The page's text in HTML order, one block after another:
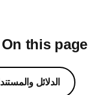
On this
الدلائل